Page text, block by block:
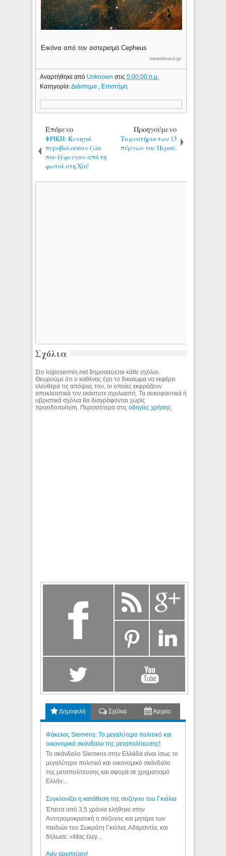
Εικόνα από τον αστερισμό Cepheus
newsbeast.gr
Αναρτήθηκε από Unknownστις5:00:00 π.μ.
Κατηγορία:Διάστημα Επιστήμη
Επόμενο
ΦΡΙΚΗ: Κυνηγοί
πυροβολούσαν ζώα
που ξέφευγαν από τη
φωτιά στη Χίο!
Προηγούμενο
Το μυστήριο των 13
πύργων του Περού.
Σχόλια
Στο logiosermis.net δημοσιεύεται κάθε σχόλιο.
Θεωρούμε ότι ο καθένας έχει το δικαίωμα να εκφέρει
ελεύθερα τις απόψεις του, οι οποίες εκφράζουν
αποκλειστικά τον εκάστοτε σχολιαστή. Τα συκοφαντικά ή
υβριστικά σχόλια θα διαγράφονται χωρίς
προειδοποίηση. Περισσότερα στιςοδηγίες χρήσης
Δημοφιλή Σχόλια Αρχείο
Φάκελος Siemens: Το μεγαλύτερο πολιτικό και
οικονομικό σκάνδαλο της μεταπολίτευσης!
Το σκάνδαλο Siemens στην Ελλάδα είναι ίσως το
μεγαλύτερο πολιτικό και οικονομικό σκάνδαλο
της μεταπολίτευσης και αφορά σε χρηματισμό
Ελλήν...
Συγκλονίζει η κατάθεση της συζύγου του Γκιόλια
Έπειτα από 3,5 χρόνια κλήθηκε στην
Αντιτρομοκρατική η σύζυγος και μητέρα των
παιδιών του Σωκράτη Γκιόλια, Αδαμαντία, και
δήλωσε: «Μας έλεγ...
Aιέν αριστεύειν!